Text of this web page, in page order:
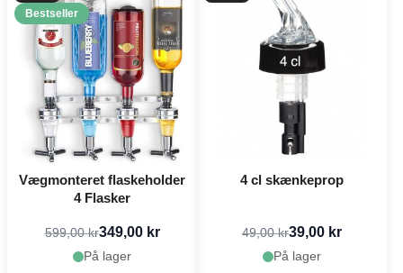
Bestseller
Vægmonteret flaskeholder
4 Flasker
599,00 kr349,00 kr
På lager
4 cl skænkeprop
49,00 kr39,00 kr
På lager